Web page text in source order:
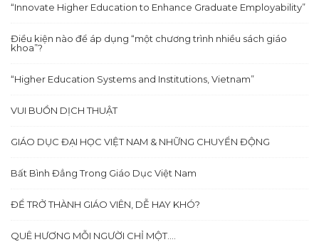
“Innovate Higher Education to Enhance Graduate Employability”
Điều kiện nào để áp dụng “một chương trình nhiều sách giáo
khoa”?
“Higher Education Systems and Institutions, Vietnam”
VUI BUỒN DỊCH THUẬT
GIÁO DỤC ĐẠI HỌC VIỆT NAM & NHỮNG CHUYỂN ĐỘNG
Bất Bình Đẳng Trong Giáo Dục Việt Nam
ĐỂ TRỞ THÀNH GIÁO VIÊN, DỄ HAY KHÓ?
QUÊ HƯƠNG MỖI NGƯỜI CHỈ MỘT….